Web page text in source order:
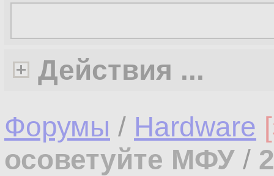
Действия ...
Форумы / Hardware
осоветуйте МФУ /